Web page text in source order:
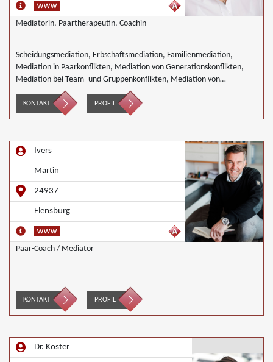
Mediatorin, Paartherapeutin, Coachin
Scheidungsmediation, Erbschaftsmediation, Familienmediation,
Mediation in Paarkonflikten, Mediation von Generationskonflikten,
Mediation bei Team- und Gruppenkonflikten, Mediation von
Unternehmensnachfolgen, Nachbarschaftsmediation
KONTAKT PROFIL
Ivers
Martin
24937
Flensburg
Paar-Coach / Mediator
KONTAKT PROFIL
Dr. Köster